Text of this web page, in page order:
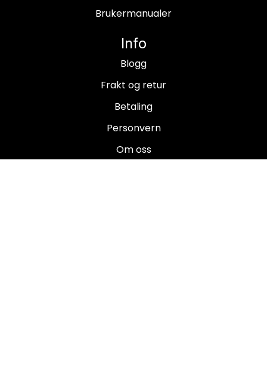
Brukermanualer
Info
Blogg
Frakt og retur
Betaling
Personvern
Om oss